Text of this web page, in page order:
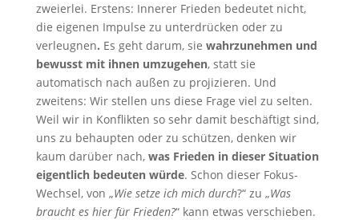
zweierlei. Erstens: Innerer Frieden bedeutet nicht,
die eigenen Impulse zu unterdrücken oder zu
verleugnen. Es geht darum, sie wahrzunehmen und
bewusst mit ihnen umzugehen, statt sie
automatisch nach außen zu projizieren. Und
zweitens: Wir stellen uns diese Frage viel zu selten.
Weil wir in Konflikten so sehr damit beschäftigt sind,
uns zu behaupten oder zu schützen, denken wir
kaum darüber nach,was Frieden in dieser Situation
eigentlich bedeuten würde. Schon dieser Fokus-
Wechsel, von „Wie setze ich mich durch?“ zu „Was
braucht es hier für Frieden?“ kann etwas verschieben.